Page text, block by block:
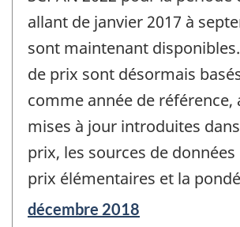
allant de janvier 2017 à
sont maintenant
de prix sont désormais
comme année de référence,
mises à jour introduites
prix, les sources de
prix élémentaires et la
Période
décembre 2018